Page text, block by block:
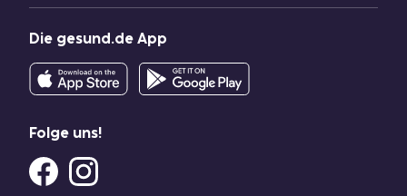
Die gesund.de App
Folge uns!